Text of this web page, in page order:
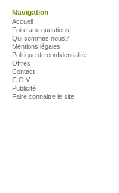
Navigation
Accueil
Foire aux questions
Qui sommes nous?
Mentions légales
Politique de confidentialité
Offres
Contact
C.G.V.
Publicité
Faire connaitre le site